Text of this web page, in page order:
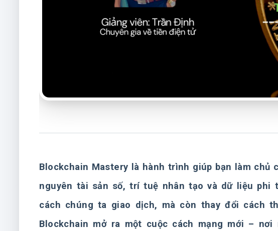
Blockchain Mastery là hành trình giúp bạn làm
nguyên tài sản số, trí tuệ nhân tạo và dữ liệu phi
cách chúng ta giao dịch, mà còn thay đổi cách
Blockchain mở ra một cuộc cách mạng mới –